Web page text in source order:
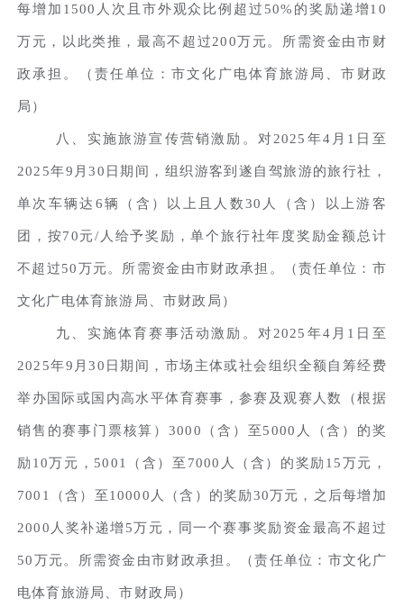
每增加1500人次且市外观众比例超过50%的奖励递增10
万元，以此类推，最高不超过200万元。所需资金由市财
政承担。（责任单位：市文化广电体育旅游局、市财政
局）
八、实施旅游宣传营销激励。对2025年4月1日至
2025年9月30日期间，组织游客到遂自驾旅游的旅行社，
单次车辆达6辆（含）以上且人数30人（含）以上游客
团，按70元/人给予奖励，单个旅行社年度奖励金额总计
不超过50万元。所需资金由市财政承担。（责任单位：市
文化广电体育旅游局、市财政局）
九、实施体育赛事活动激励。对2025年4月1日至
2025年9月30日期间，市场主体或社会组织全额自筹经费
举办国际或国内高水平体育赛事，参赛及观赛人数（根据
销售的赛事门票核算）3000（含）至5000人（含）的奖
励10万元，5001（含）至7000人（含）的奖励15万元，
7001（含）至10000人（含）的奖励30万元，之后每增加
2000人奖补递增5万元，同一个赛事奖励资金最高不超过
50万元。所需资金由市财政承担。（责任单位：市文化广
电体育旅游局、市财政局）